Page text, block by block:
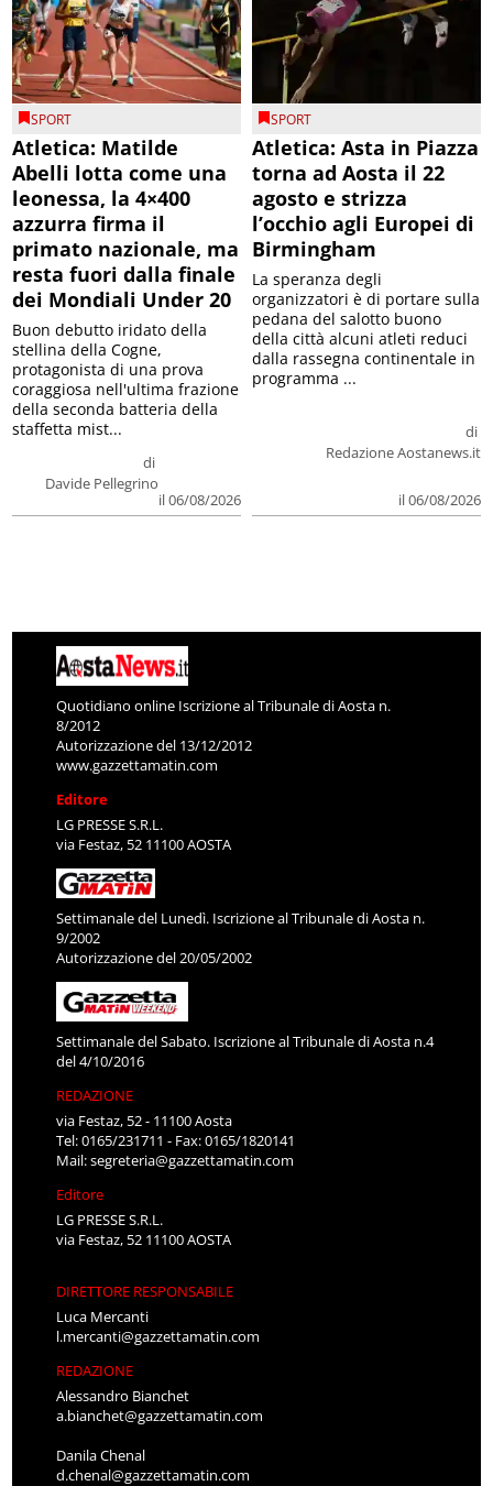
SPORT
Atletica: Matilde
Abelli lotta come una
leonessa, la 4×400
azzurra firma il
primato nazionale, ma
resta fuori dalla finale
dei Mondiali Under 20
di
Davide Pellegrino
il 06/08/2026
Buon debutto iridato della
stellina della Cogne,
protagonista di una prova
coraggiosa nell'ultima frazione
della seconda batteria della
staffetta mist...
SPORT
Atletica: Asta in Piazza
torna ad Aosta il 22
agosto e strizza
l’occhio agli Europei di
Birmingham
di
Redazione Aostanews.it
il 06/08/2026
La speranza degli
organizzatori è di portare sulla
pedana del salotto buono
della città alcuni atleti reduci
dalla rassegna continentale in
programma ...
Quotidiano online Iscrizione al Tribunale di Aosta n.
8/2012
Autorizzazione del 13/12/2012
www.gazzettamatin.com
Editore
LG PRESSE S.R.L.
via Festaz, 52 11100 AOSTA
Settimanale del Lunedì. Iscrizione al Tribunale di Aosta n.
9/2002
Autorizzazione del 20/05/2002
Settimanale del Sabato. Iscrizione al Tribunale di Aosta n.4
del 4/10/2016
REDAZIONE
via Festaz, 52 - 11100 Aosta
Tel: 0165/231711 - Fax: 0165/1820141
Mail:segreteria@gazzettamatin.com
Editore
LG PRESSE S.R.L.
via Festaz, 52 11100 AOSTA
DIRETTORE RESPONSABILE
Luca Mercanti
l.mercanti@gazzettamatin.com
REDAZIONE
Alessandro Bianchet
a.bianchet@gazzettamatin.com
Danila Chenal
d.chenal@gazzettamatin.com